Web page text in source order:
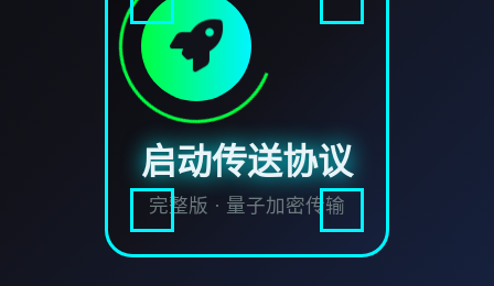
启动传送协议
完整版 · 量子加密传输